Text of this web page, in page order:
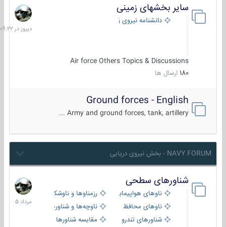
سایر بخشهای زمینی
دانشنامه نیروی زمینی
Air force Others Topics & Discussions
180 ارسال ها
دیروز
در
09:22
Ground forces - English
Army and ground forces, tank, artillery ...
NAVY FORUM - بخش نیروی دریایی
شناورهای سطحی
ناوهای هواپیمابر و بالگرد بررزمناوها و ناوشکن‌ها
ناوهای محافظ
ناوچه‌ها و شناورهای گشتی
شناورهای تندرو
مقایسه شناورها
2
مرداد
1405